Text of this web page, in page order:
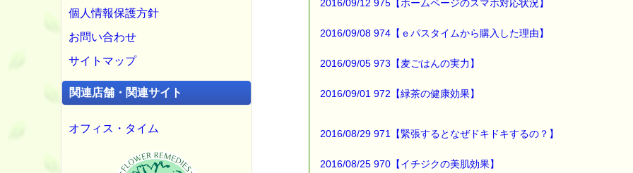
個人情報保護方針
お問い合わせ
サイトマップ
関連店舗・関連サイト
オフィス・タイム
→https://www.facebook.com/pass.thyme.bach.flower
■ｅパスタイム通信編集長 ルコ＠千葉るみこ 編集後記 ━━━━☆
ウォーキングですが、
2016/09/12 975【ホームページのスマホ対応状況】
2016/09/08 974【ｅパスタイムから購入した理由】
2016/09/05 973【麦ごはんの実力】
2016/09/01 972【緑茶の健康効果】
2016/08/29 971【緊張するとなぜドキドキするの？】
2016/08/25 970【イチジクの美肌効果】